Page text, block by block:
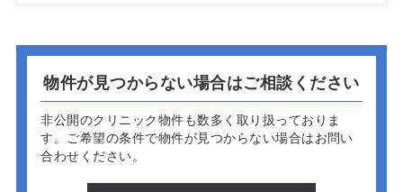
物件が見つからない場合はご相談ください
非公開のクリニック物件も数多く取り扱っておりま
す。 ご希望の条件で物件が見つからない場合はお問い
合わせください。